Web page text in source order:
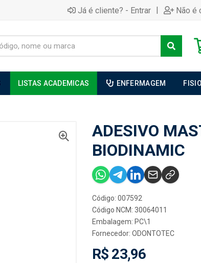
Já é cliente? - Entrar | Não é
LISTAS ACADEMICAS ENFERMAGEM
ADESIVO
BIODINAMIC
Código: 007592
Código NCM: 30064011
Embalagem: PC\1
Fornecedor: ODONTOTEC
R$ 23,96